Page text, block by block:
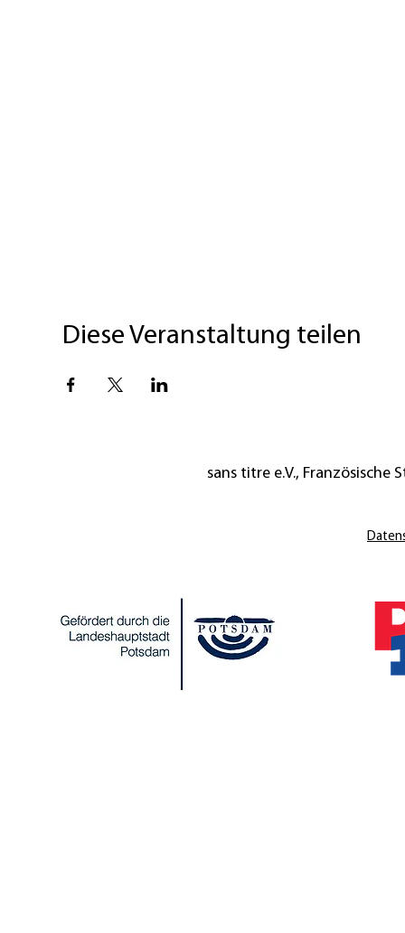
Diese Veranstaltung teilen
sans titre e.V., Französische